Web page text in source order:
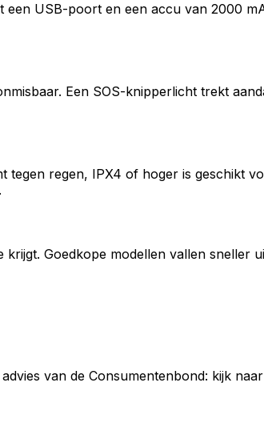
USB-poort en een accu van 2000
Een SOS-knipperlicht trekt
regen, IPX4 of hoger is geschikt
Goedkope modellen vallen sneller
van de Consumentenbond: kijk